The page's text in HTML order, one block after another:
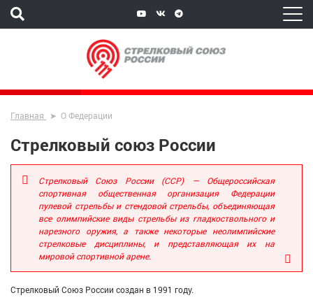
Главная О Федерации
Стрелковый союз России
Стрелковый Союз России (ССР) — Общероссийская
спортивная общественная организация Федерации
пулевой стрельбы и стендовой стрельбы, объединяющая
все олимпийские виды стрельбы из гладкоствольного и
нарезного оружия, а также некоторые неолимпийские
стрелковые дисциплины, и представляющая их на
мировой спортивной арене.
Стрелковый Союз России создан в 1991 году.